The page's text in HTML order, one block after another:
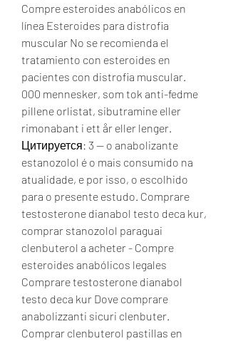
Compre esteroides anabólicos en
línea Esteroides para distrofia
muscular No se recomienda el
tratamiento con esteroides en
pacientes con distrofia muscular.
000 mennesker, som tok anti-fedme
pillene orlistat, sibutramine eller
rimonabant i ett år eller lenger.
Цитируется: 3 — o anabolizante
estanozolol é o mais consumido na
atualidade, e por isso, o escolhido
para o presente estudo. Comprare
testosterone dianabol testo deca kur,
comprar stanozolol paraguai
clenbuterol a acheter - Compre
esteroides anabólicos legales
Comprare testosterone dianabol
testo deca kur Dove comprare
anabolizzanti sicuri clenbuter.
Comprar clenbuterol pastillas en